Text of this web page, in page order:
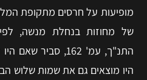
מופיעות על חרסים מתקופת
של מחוזות בנחלת מנשה,
התנ"ך, עמ' 162,
היו מוצאים גם את שמות שלוש